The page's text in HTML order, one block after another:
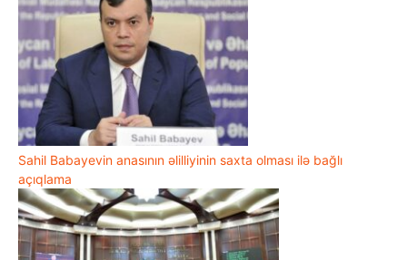
Sahil Babayevin anasının əlilliyinin saxta olması ilə bağlı
açıqlama